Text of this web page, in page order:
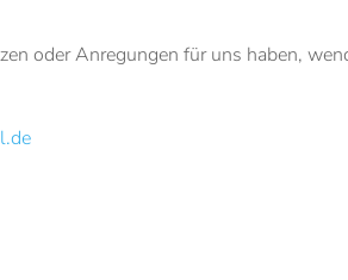
oder Anregungen für uns haben,